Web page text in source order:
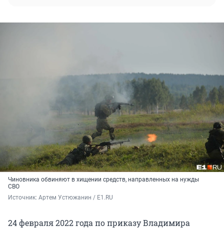
Чиновника обвиняют в хищении средств, направленных на нужды
СВО
Источник: Артем Устюжанин / E1.RU
24 февраля 2022 года по приказу Владимира